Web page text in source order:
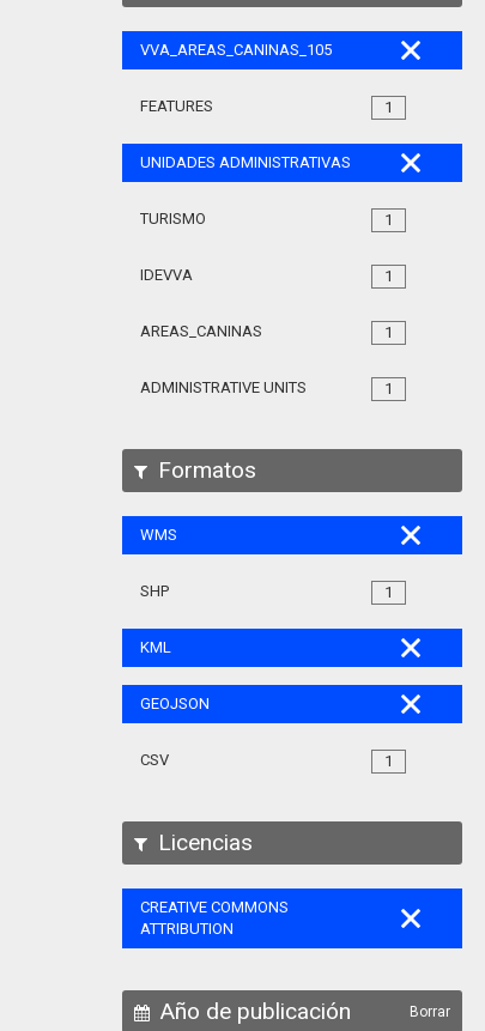
VVA_AREAS_CANINAS_105
1
FEATURES
UNIDADES ADMINISTRATIVAS
1
TURISMO
1
IDEVVA
1
AREAS_CANINAS
1
ADMINISTRATIVE UNITS
Formatos
WMS
1
SHP
KML
GEOJSON
1
CSV
Licencias
CREATIVE COMMONS
ATTRIBUTION
Año de publicación Borrar